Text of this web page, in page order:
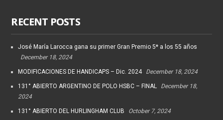
RECENT POSTS
José María Larocca gana su primer Gran Premio 5* a los 55 años
December 18, 2024
MODIFICACIONES DE HANDICAPS – Dic. 2024 December 18, 2024
131° ABIERTO ARGENTINO DE POLO HSBC – FINAL
December 18,
2024
131° ABIERTO DEL HURLINGHAM CLUB October 7, 2024